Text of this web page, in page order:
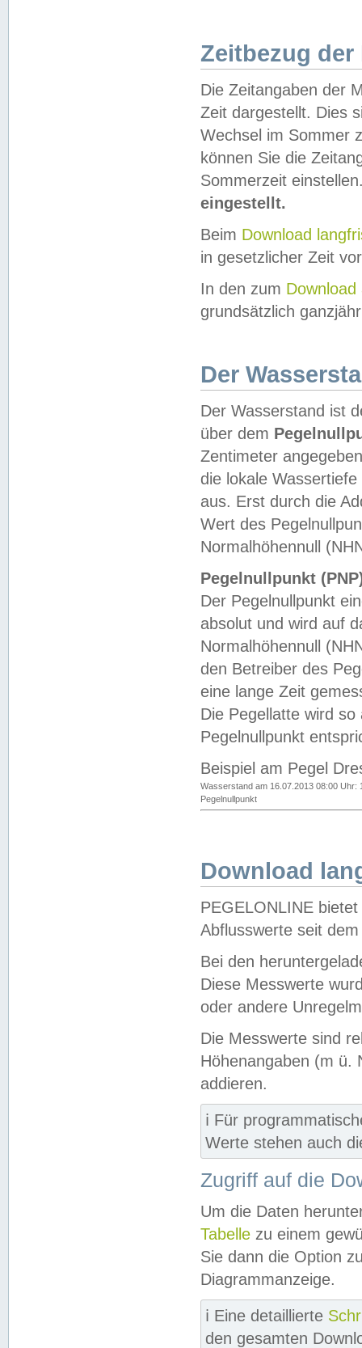
Zeitbezug der
Die Zeitangaben der
Zeit dargestellt. Dies
Wechsel im Sommer
können Sie die
Sommerzeit
eingestellt.
Beim Download
in gesetzlicher Zeit
In den zum Download
grundsätzlich
Der
Der Wasserstand ist
über dem
Zentimeter
die lokale
aus. Erst durch die
Wert des
Normalhöhennull
Pegelnullpunkt
Der Pegelnullpunkt
absolut und wird auf
Normalhöhennull
den Betreiber des
eine lange Zeit
Die Pegellatte wird
Pegelnullpunkt
Beispiel am Pegel
Wasserstand am 16.07.2013 08:00 Uhr:
Pegelnullpunkt
Download
PEGELONLINE
Abflusswerte seit
Bei den
Diese Messwerte
oder andere
Die Messwerte sind
Höhenangaben (m ü.
addieren.
ℹ️ Für
Werte stehen auch
Zugriff auf die
Um die Daten
Tabelle zu einem
Sie dann die Option
Diagrammanzeige.
ℹ️ Eine detaillierte
den gesamten